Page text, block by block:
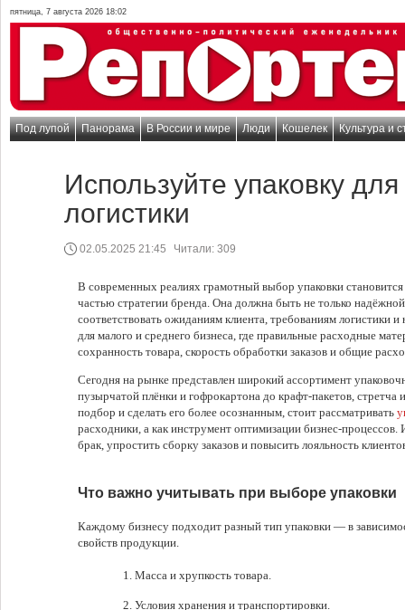
пятница, 7 августа 2026 18:02
Под лупой Панорама В России и мире Люди Кошелек Культура и
Используйте упаковку
логистики
02.05.2025 21:45 Читали: 309
В современных реалиях грамотный выбор упаковки
частью стратегии бренда. Она должна быть не только
соответствовать ожиданиям клиента, требованиям логистики
для малого и среднего бизнеса, где правильные расходные
сохранность товара, скорость обработки заказов и общие
Сегодня на рынке представлен широкий ассортимент
пузырчатой плёнки и гофрокартона до крафт-пакетов, стретча
подбор и сделать его более осознанным, стоит рассматривать
расходники, а как инструмент оптимизации бизнес-
брак, упростить сборку заказов и повысить лояльность
Что важно учитывать при выборе упаковки
Каждому бизнесу подходит разный тип упаковки — в
свойств продукции.
Масса и хрупкость товара.
Условия хранения и транспортировки.